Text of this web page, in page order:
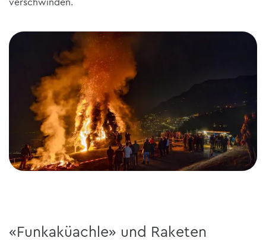
verschwinden.
«Funkaküachle» und Raketen